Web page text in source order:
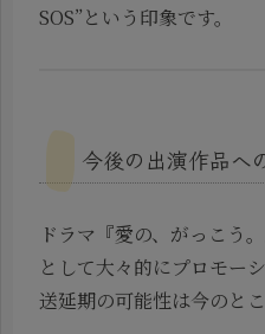
SOS”という印象です。
今後の出演作品へ
ドラマ『愛の、がっこう
として大々的にプロモー
送延期の可能性は今のと